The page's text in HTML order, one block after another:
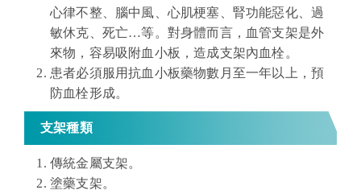
心律不整、腦中風、心肌梗塞、腎功能惡化、過
敏休克、死亡…等。對身體而言，血管支架是外
來物，容易吸附血小板，造成支架內血栓。
患者必須服用抗血小板藥物數月至一年以上，預
防血栓形成。
支架種類
傳統金屬支架。
塗藥支架。